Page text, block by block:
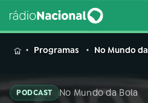
MENUProgramas No Mundo
PODCAST No Mundo da Bola